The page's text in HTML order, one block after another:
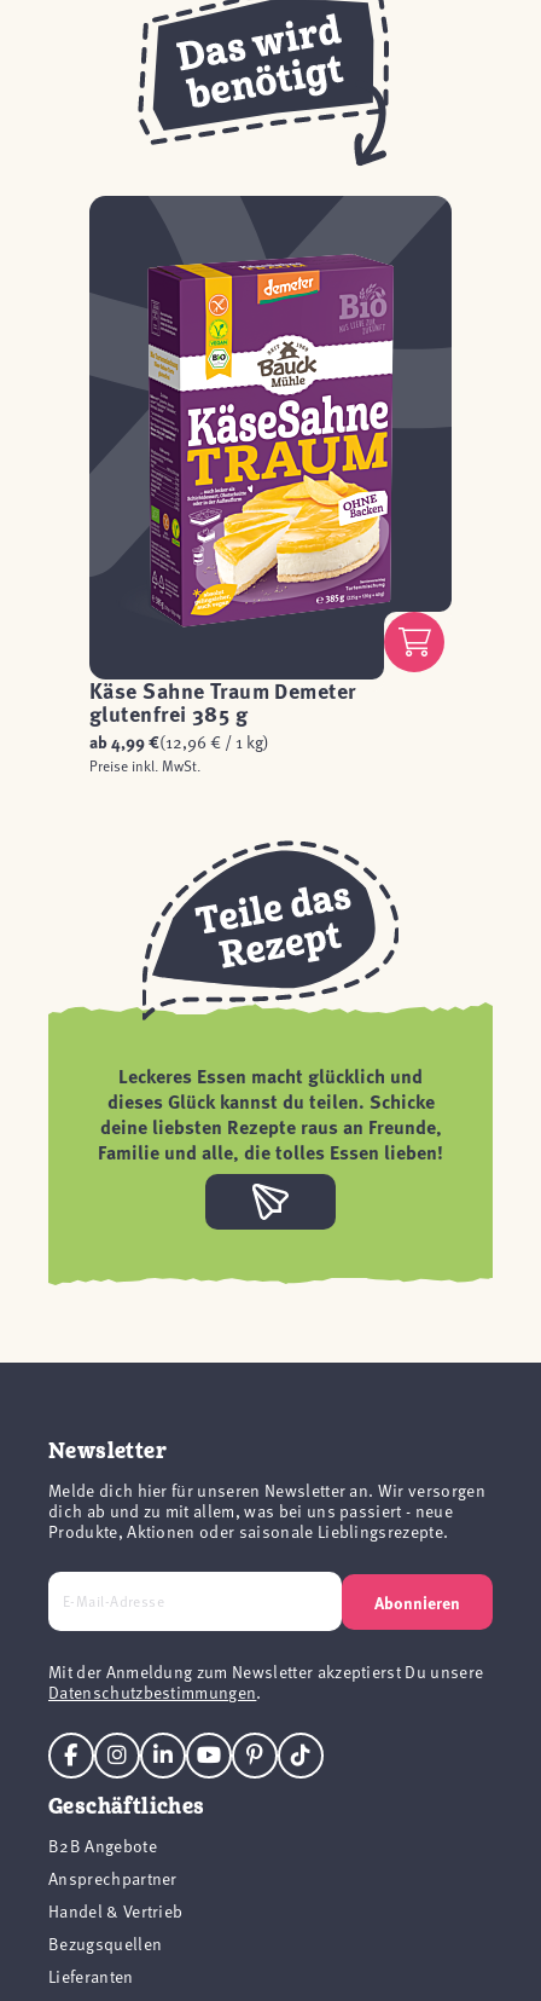
Käse Sahne Traum Demeter
glutenfrei 385 g
ab4,99 €(12,96 € / 1 kg)
Preise inkl. MwSt.
Leckeres Essen macht glücklich und
dieses Glück kannst du teilen. Schicke
deine liebsten Rezepte raus an Freunde,
Familie und alle, die tolles Essen lieben!
Newsletter
Melde dich hier für unseren Newsletter an. Wir versorgen
dich ab und zu mit allem, was bei uns passiert - neue
Produkte, Aktionen oder saisonale Lieblingsrezepte.
Abonnieren
Mit der Anmeldung zum Newsletter akzeptierst Du unsere
Datenschutzbestimmungen.
Geschäftliches
B2B Angebote
Ansprechpartner
Handel & Vertrieb
Bezugsquellen
Lieferanten